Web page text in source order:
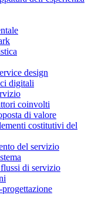
design
digitali
coinvolti
di valore
costitutivi del
del servizio
di servizio